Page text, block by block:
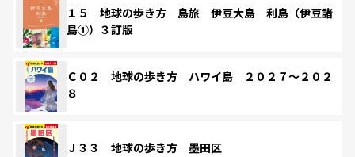
１５ 地球の歩き方 島旅 伊豆大島 利島（伊豆諸
島①）３訂版
Ｃ０２ 地球の歩き方 ハワイ島 ２０２７～２０２
８
Ｊ３３ 地球の歩き方 墨田区